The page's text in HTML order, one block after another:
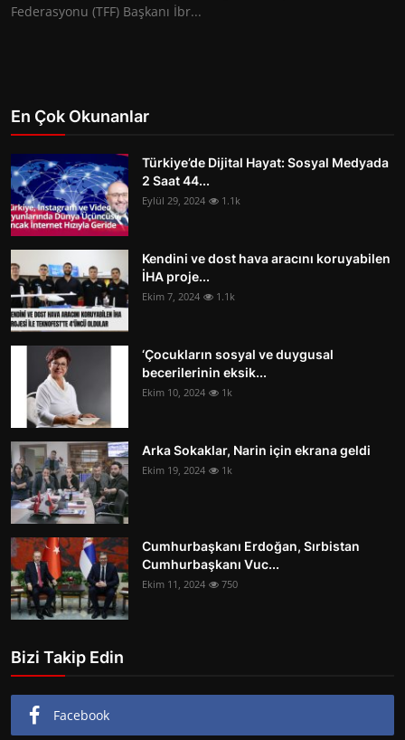
Federasyonu (TFF) Başkanı İbr...
En Çok Okunanlar
Türkiye’de Dijital Hayat: Sosyal Medyada
2 Saat 44...
Eylül 29, 2024 1.1k
Kendini ve dost hava aracını koruyabilen
İHA proje...
Ekim 7, 2024 1.1k
‘Çocukların sosyal ve duygusal
becerilerinin eksik...
Ekim 10, 2024 1k
Arka Sokaklar, Narin için ekrana geldi
Ekim 19, 2024 1k
Cumhurbaşkanı Erdoğan, Sırbistan
Cumhurbaşkanı Vuc...
Ekim 11, 2024 750
Bizi Takip Edin
Facebook